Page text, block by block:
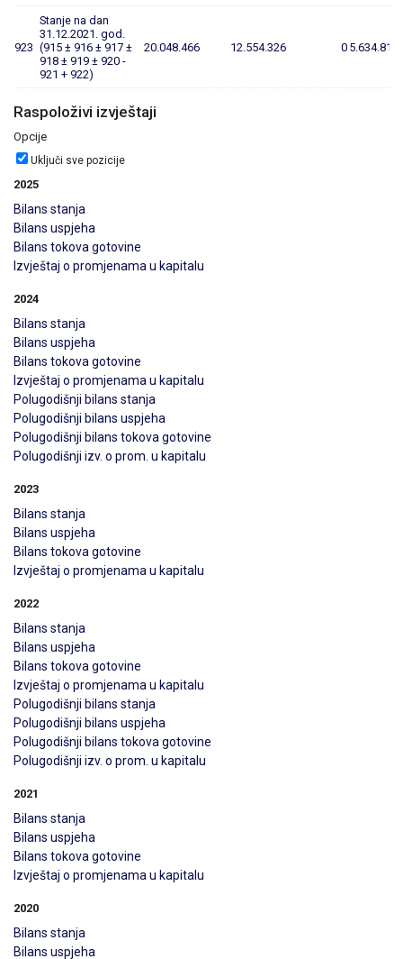
923
Stanje na dan
31.12.2021. god.
(915 ± 916 ± 917 ±
918 ± 919 ± 920 -
921 + 922)
20.048.466 12.554.326 0 5.634.819
Raspoloživi izvještaji
Opcije
Uključi sve pozicije
2025
Bilans stanja
Bilans uspjeha
Bilans tokova gotovine
Izvještaj o promjenama u kapitalu
2024
Bilans stanja
Bilans uspjeha
Bilans tokova gotovine
Izvještaj o promjenama u kapitalu
Polugodišnji bilans stanja
Polugodišnji bilans uspjeha
Polugodišnji bilans tokova gotovine
Polugodišnji izv. o prom. u kapitalu
2023
Bilans stanja
Bilans uspjeha
Bilans tokova gotovine
Izvještaj o promjenama u kapitalu
2022
Bilans stanja
Bilans uspjeha
Bilans tokova gotovine
Izvještaj o promjenama u kapitalu
Polugodišnji bilans stanja
Polugodišnji bilans uspjeha
Polugodišnji bilans tokova gotovine
Polugodišnji izv. o prom. u kapitalu
2021
Bilans stanja
Bilans uspjeha
Bilans tokova gotovine
Izvještaj o promjenama u kapitalu
2020
Bilans stanja
Bilans uspjeha